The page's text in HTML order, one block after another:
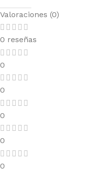
Valoraciones (0)
0 reseñas
0
0
0
0
0